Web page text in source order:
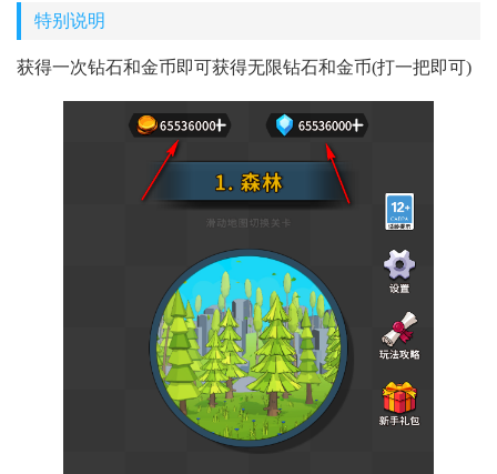
特别说明
获得一次钻石和金币即可获得无限钻石和金币(打一把即可)